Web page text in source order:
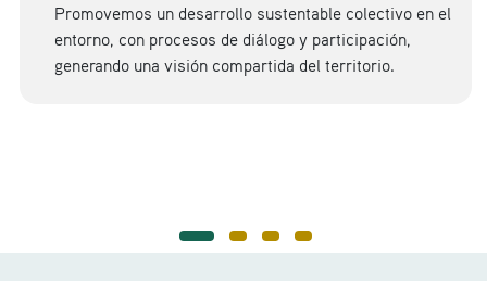
Promovemos un desarrollo sustentable colectivo en el
entorno, con procesos de diálogo y participación,
generando una visión compartida del territorio.